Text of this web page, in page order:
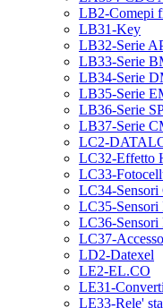
LB2-Comepi
LB31-Key
LB32-Serie
LB33-Serie
LB34-Serie
LB35-Serie
LB36-Serie
LB37-Serie
LC2-
LC32-Effetto
LC33-
LC34-Sensori
LC35-Sensori
LC36-Sensori
LC37-
LD2-Datexel
LE2-EL.CO
LE31-
LE33-Rele'